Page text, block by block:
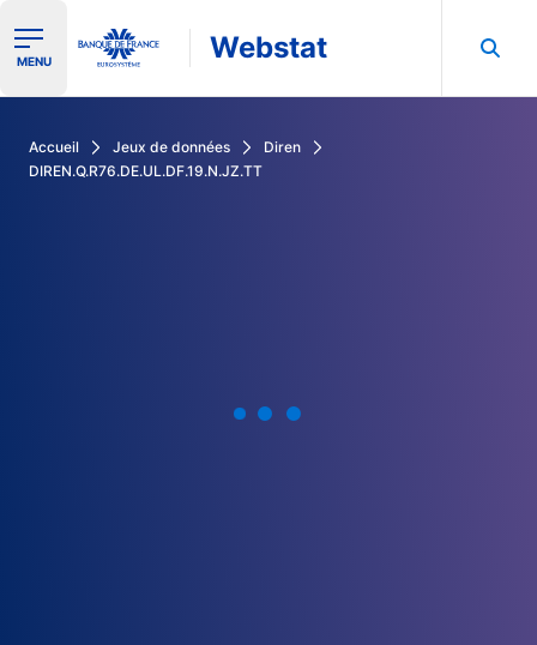
Ouvrir le menu de navigation
MENU Webstat
Accueil Jeux de données
Diren
DIREN.Q.R76.DE.UL.DF.19.N.JZ.TT